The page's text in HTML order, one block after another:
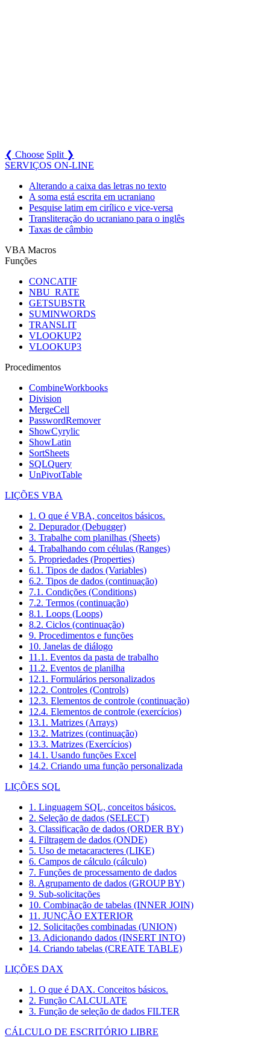
❮ Choose Split ❯
SERVIÇOS ON-LINE
Alterando a caixa das letras no texto
A soma está escrita em ucraniano
Pesquise latim em cirílico e vice-versa
Transliteração do ucraniano para o inglês
Taxas de câmbio
VBA Macros
Funções
CONCATIF
NBU_RATE
GETSUBSTR
SUMINWORDS
TRANSLIT
VLOOKUP2
VLOOKUP3
Procedimentos
CombineWorkbooks
Division
MergeCell
PasswordRemover
ShowCyrylic
ShowLatin
SortSheets
SQLQuery
UnPivotTable
LIÇÕES VBA
1. O que é VBA, conceitos básicos.
2. Depurador (Debugger)
3. Trabalhe com planilhas (Sheets)
4. Trabalhando com células (Ranges)
5. Propriedades (Properties)
6.1. Tipos de dados (Variables)
6.2. Tipos de dados (continuação)
7.1. Condições (Conditions)
7.2. Termos (continuação)
8.1. Loops (Loops)
8.2. Ciclos (continuação)
9. Procedimentos e funções
10. Janelas de diálogo
11.1. Eventos da pasta de trabalho
11.2. Eventos de planilha
12.1. Formulários personalizados
12.2. Controles (Controls)
12.3. Elementos de controle (continuação)
12.4. Elementos de controle (exercícios)
13.1. Matrizes (Arrays)
13.2. Matrizes (continuação)
13.3. Matrizes (Exercícios)
14.1. Usando funções Excel
14.2. Criando uma função personalizada
LIÇÕES SQL
1. Linguagem SQL, conceitos básicos.
2. Seleção de dados (SELECT)
3. Classificação de dados (ORDER BY)
4. Filtragem de dados (ONDE)
5. Uso de metacaracteres (LIKE)
6. Campos de cálculo (cálculo)
7. Funções de processamento de dados
8. Agrupamento de dados (GROUP BY)
9. Sub-solicitações
10. Combinação de tabelas (INNER JOIN)
11. JUNÇÃO EXTERIOR
12. Solicitações combinadas (UNION)
13. Adicionando dados (INSERT INTO)
14. Criando tabelas (CREATE TABLE)
LIÇÕES DAX
1. O que é DAX. Conceitos básicos.
2. Função CALCULATE
3. Função de seleção de dados FILTER
CÁLCULO DE ESCRITÓRIO LIBRE